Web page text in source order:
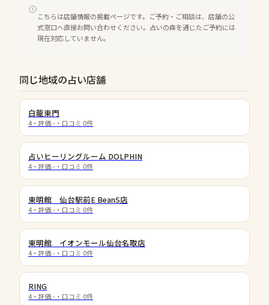
こちらは店舗情報の掲載ページです。ご予約・ご相談は、店舗の公
式窓口へ直接お問い合わせください。占いの森を通じたご予約には
現在対応していません。
同じ地域の占い店舗
白龍東門
4 ・評価 - ・口コミ 0件
占いヒーリングルーム DOLPHIN
4 ・評価 - ・口コミ 0件
東明館 仙台駅前E BeanS店
4 ・評価 - ・口コミ 0件
東明館 イオンモール仙台名取店
4 ・評価 - ・口コミ 0件
RING
4 ・評価 - ・口コミ 0件